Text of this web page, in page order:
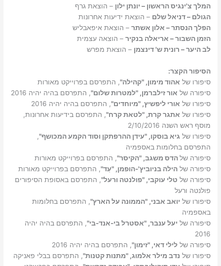
המלך צ'ינגיס הראשון – יונתן ילון – הוצאת גרף
הגולם – דניאל שלם – הוצאת ידיעות אחרונות
הפלך הנסתר – אלון אשתר – הוצאת איפאבליש
הזמן השבור – אריאלה בנקיר – הוצאה עצמית
לב היער – רונית ש' דינצמן – הוצאת מפרש
הסיפור הקצר:
סיפורו של אהוד מימון, "קהילה", התפרסם בפרוייקט מאורות
סיפורה של אור זילברמן, "למטרות שלום", התפרסם בהיה יהיה 2016
סיפורו של אורי ליפשיץ, "מיוחדים", התפרסם בהיה יהיה 2016
סיפורו של אתגר קרת, "לטאת קרח", התפרסם בידיעות אחרונות,
מוסף ראש השנה 2/10/2016
סיפורו של גיא בוסקו, "עידן ההרפתקן וסוד הקמע המכושף",
התפרסם בחלומות באספמיה
סיפורה שלהדס משגב, "הקיסר", התפרסם בפרוייקט מאורות
סיפורה שלהילה בניוביץ'-הופמן, "עַד", התפרסם בפרוייקט מאורות
סיפורה של טלי עוקבי, "פולנטה ורעל", התפרסם באסופת הסיפורים
פולנטה ורעל
סיפורו של יואב אבני, "הממונה על הארץ", התפרסם בחלומות
באספמיה
סיפורה של יעל ענבר, "אסטרל בי-אנד-בי", התפרסם בהיה יהיה
2016
סיפורה שללילי דאי, "זימון", התפרסם בהיה יהיה 2016
סיפורו של נדב מילר אלמוג, "מתנות קטנות", התפרסם בבלי פאניקה